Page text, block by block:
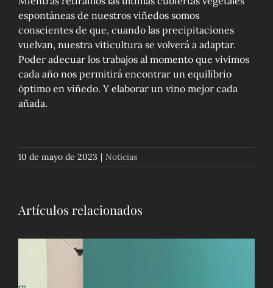
espontáneas de nuestros viñedos somos
conscientes de que, cuando las precipitaciones
vuelvan, nuestra viticultura se volverá a adaptar.
Poder adecuar los trabajos al momento que vivimos
cada año nos permitirá encontrar un equilibrio
óptimo en viñedo. Y elaborar un vino mejor cada
añada.
10 de mayo de 2023 | Noticias
Artículos relacionados